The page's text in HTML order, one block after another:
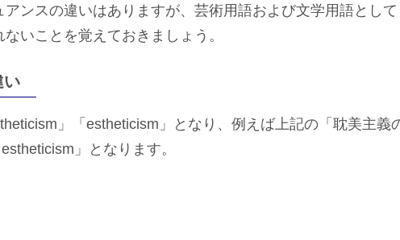
ンスの違いはありますが、芸術用語および文学用語として
いことを覚えておきましょう。
い
」「estheticism」となり、例えば上記の「耽美主義
」となります。